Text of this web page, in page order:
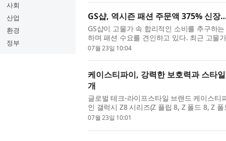
사회
산업
환경
정부
GS샵, 역시즌 패션 주문액 375% 신
GS샵이 고물가 속 합리적인 소비를 추구하
하며 패션 수요를 견인하고 있다. 최근 고물
어나면서 패션 소비에도 변화가 나타...
07월 23일 10:04
케이스티파이, 강력한 보호력과 스타
개
글로벌 테크-라이프스타일 브랜드 케이스티
인 갤럭시 Z8 시리즈(Z 플립 8, Z 폴드 8, Z
를 전 세계에 최초로 공개하며 디자인...
07월 23일 10:01